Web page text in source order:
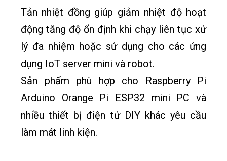
Tản nhiệt đồng giúp giảm nhiệt độ hoạt
động tăng độ ổn định khi chạy liên tục xử
lý đa nhiệm hoặc sử dụng cho các ứng
dụng IoT server mini và robot.
Sản phẩm phù hợp cho Raspberry Pi
Arduino Orange Pi ESP32 mini PC và
nhiều thiết bị điện tử DIY khác yêu cầu
làm mát linh kiện.